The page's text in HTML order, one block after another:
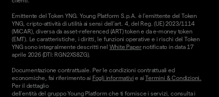
Emittente del Token YNG. Young Platform S.p.A. è l'emittente del Token
YNG, cripto-attività di utilità ai sensi dell'art. 4, del Reg. (UE) 2023/1114
(MiCAR), diversa da asset-referenced (ART) token e da e-money token
(EMT). Le caratteristiche, i diritti, le funzioni operative e i rischi del Token
YNG sono integralmente descritti nel White Papernotificato in data 17
aprile 2026 (DTI: RGN2XS8ZG).
Documentazione contrattuale. Per le condizioni contrattuali ed
economiche, fai riferimento ai Fogli informativi e aiTermini & Condizioni.
Per il dettaglio
dell'entità del gruppo Young Platform che ti fornisce i servizi, consulta i